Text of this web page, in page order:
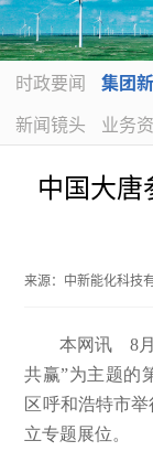
时政要闻 集团
新闻镜头
业务
中国大
来源： 中新能化科技
本网讯 8月
共赢”为主题的
区呼和浩特市
立专题展位。